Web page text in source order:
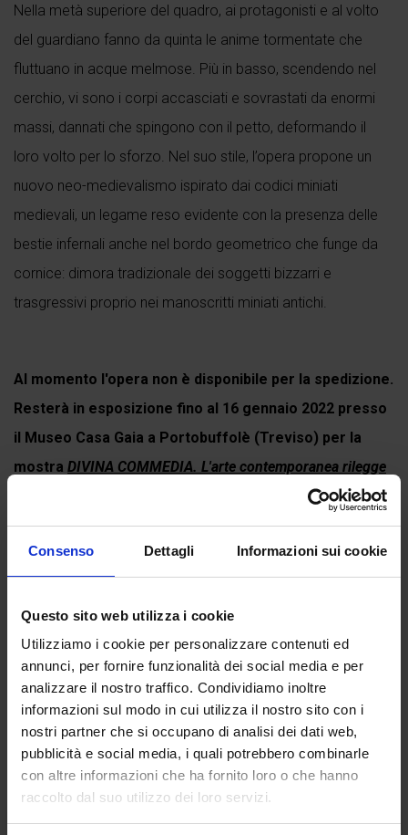
Consenso Dettagli Informazioni sui cookie
Questo sito web utilizza i cookie
Utilizziamo i cookie per personalizzare contenuti ed
annunci, per fornire funzionalità dei social media e per
analizzare il nostro traffico. Condividiamo inoltre
informazioni sul modo in cui utilizza il nostro sito con i
nostri partner che si occupano di analisi dei dati web,
pubblicità e social media, i quali potrebbero combinarle
con altre informazioni che ha fornito loro o che hanno
raccolto dal suo utilizzo dei loro servizi.
Nella metà superiore del quadro, ai protagonisti e al volto
del guardiano fanno da quinta le anime tormentate che
fluttuano in acque melmose. Più in basso, scendendo nel
cerchio, vi sono i corpi accasciati e sovrastati da enormi
massi, dannati che spingono con il petto, deformando il
loro volto per lo sforzo. Nel suo stile, l’opera propone un
nuovo neo-medievalismo ispirato dai codici miniati
medievali, un legame reso evidente con la presenza delle
bestie infernali anche nel bordo geometrico che funge da
cornice: dimora tradizionale dei soggetti bizzarri e
trasgressivi proprio nei manoscritti miniati antichi.
Al momento l'opera non è disponibile per la spedizione.
Resterà in esposizione fino al 16 gennaio 2022 presso
il Museo Casa Gaia a Portobuffolè (Treviso) per la
mostra DIVINA COMMEDIA. L'arte contemporanea rilegge
. Puoi comunque preordinarla...
Ancora non ci sono recensioni.
(Click here to login and review this product)